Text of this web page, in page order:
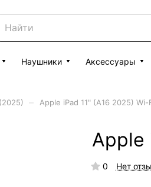
Наушники Аксессуары
Apple iPad 11" (A16 2025)
Apple
0 Нет